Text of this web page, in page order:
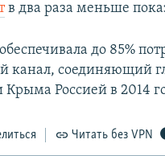
в два раза меньше
до 85%
канал, соединяющий
Россией в 2014
Читать без VPN